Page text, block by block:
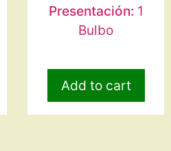
Presentación: 1
Bulbo
Add to cart